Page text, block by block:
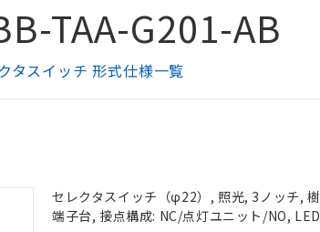
TAA-G201-AB
タスイッチ 形式仕様一覧
セレクタスイッチ（φ22）, 照光, 3ノッチ,
端子台, 接点構成: NC/点灯ユニット/NO,